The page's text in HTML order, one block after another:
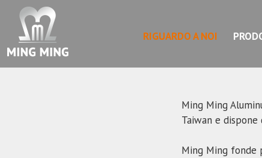
RIGUARDO A NOI
Ming Ming
Taiwan e
Ming Ming fonde